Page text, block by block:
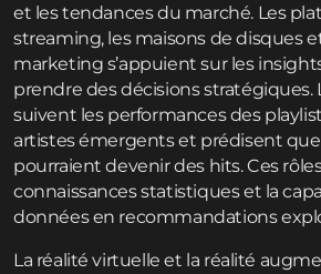
et les tendances du marché. Les
streaming, les maisons de disques
marketing s’appuient sur les
prendre des décisions stratégiques.
suivent les performances des
artistes émergents et prédisent
pourraient devenir des hits. Ces
connaissances statistiques et la
données en recommandations
La réalité virtuelle et la réalité